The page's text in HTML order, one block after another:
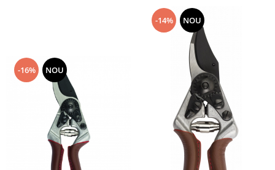
-16% NOU
-14% NOU